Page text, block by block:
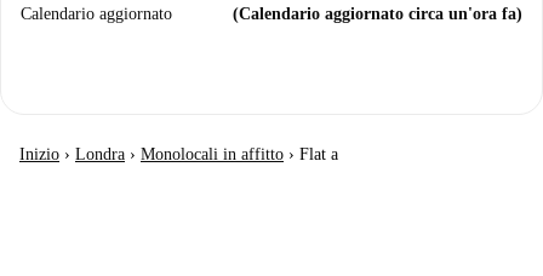
Calendario aggiornato (Calendario aggiornato circa un'ora fa)
Inizio › Londra › Monolocali in affitto › Flat a